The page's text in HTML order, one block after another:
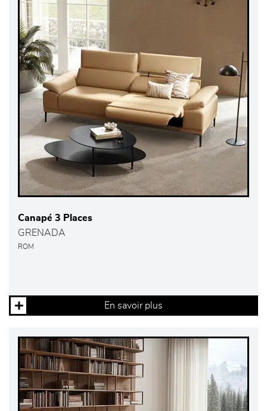
Canapé 3 Places
GRENADA
ROM
En savoir plus